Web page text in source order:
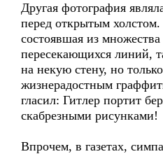
Другая фотография
перед открытым
состоявшая из
пересекающихся линий,
на некую стену, но
жизнерадостным
гласил: Гитлер портит
скабрезными рисунками!
Впрочем, в газетах,